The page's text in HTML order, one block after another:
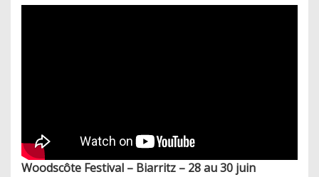
Woodscôte Festival – Biarritz – 28 au 30 juin